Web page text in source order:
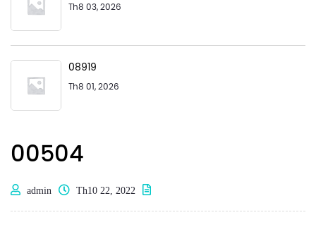
00504
admin Th10 22, 2022
Th8 03, 2026
08919
Th8 01, 2026